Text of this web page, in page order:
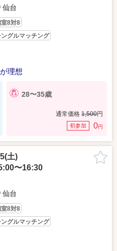
仙台
室8対8
ングルマッチング
理想
28〜35歳
通常価格 1,500円
初参加 0円
土)
〜16:30
仙台
室8対8
ングルマッチング